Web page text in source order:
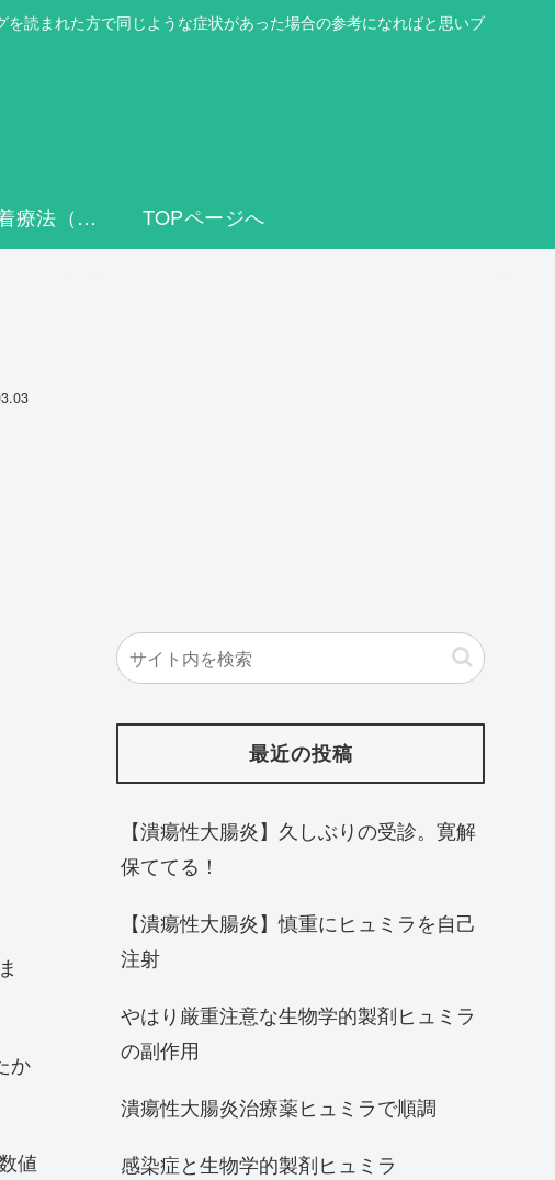
読まれた方で同じような症状があった場合の参考になればと思いブ
顆粒球吸着療法（GCAP） TOPページへ
か
値
最近の投稿
【潰瘍性大腸炎】久しぶりの受診。寛解
保ててる！
【潰瘍性大腸炎】慎重にヒュミラを自己
注射
やはり厳重注意な生物学的製剤ヒュミラ
の副作用
潰瘍性大腸炎治療薬ヒュミラで順調
感染症と生物学的製剤ヒュミラ